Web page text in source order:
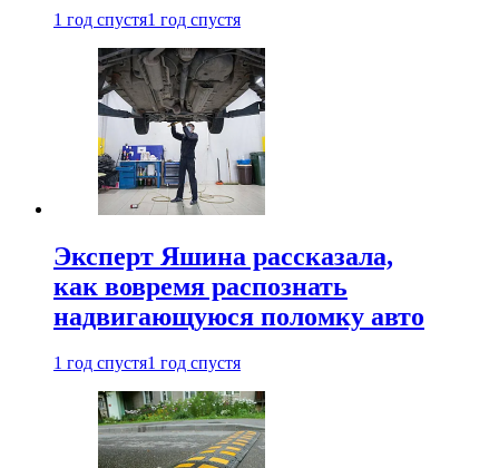
1 год спустя1 год спустя
Эксперт Яшина рассказала,
как вовремя распознать
надвигающуюся поломку авто
1 год спустя1 год спустя